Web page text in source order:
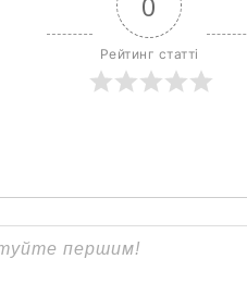
Рейтинг статті